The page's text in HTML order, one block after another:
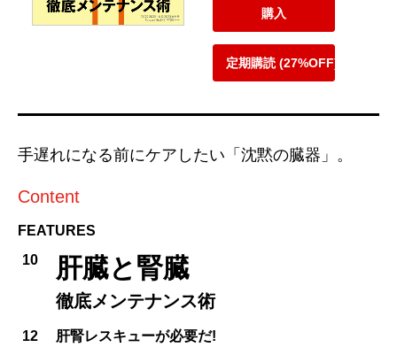
購入
定期購読 (27%OFF)
手遅れになる前にケアしたい「沈黙の臓器」。
Content
FEATURES
10
肝臓と腎臓
徹底メンテナンス術
12 肝腎レスキューが必要だ!